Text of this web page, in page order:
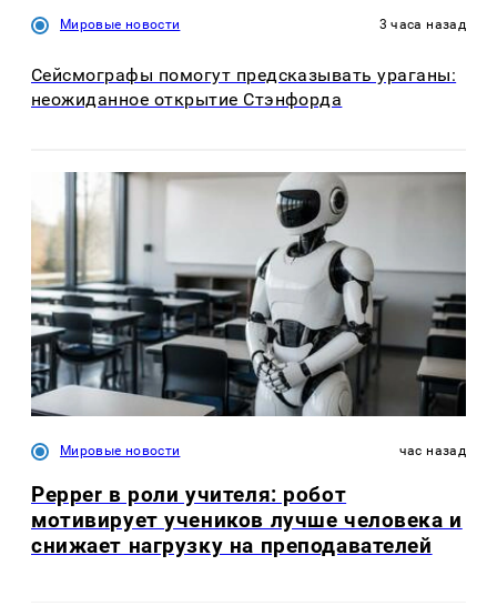
Мировые новости 3 часа назад
Сейсмографы помогут предсказывать ураганы:
неожиданное открытие Стэнфорда
Мировые новости час назад
Pepper в роли учителя: робот
мотивирует учеников лучше человека и
снижает нагрузку на преподавателей